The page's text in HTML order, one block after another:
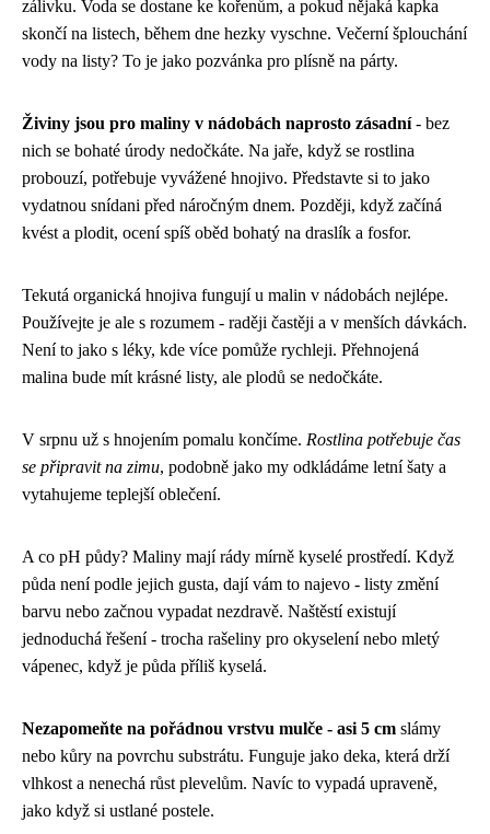
zálivku. Voda se dostane ke kořenům, a pokud nějaká kapka
skončí na listech, během dne hezky vyschne. Večerní šplouchání
vody na listy? To je jako pozvánka pro plísně na párty.
Živiny jsou pro maliny v nádobách naprosto zásadní- bez
nich se bohaté úrody nedočkáte. Na jaře, když se rostlina
probouzí, potřebuje vyvážené hnojivo. Představte si to jako
vydatnou snídani před náročným dnem. Později, když začíná
kvést a plodit, ocení spíš oběd bohatý na draslík a fosfor.
Tekutá organická hnojiva fungují u malin v nádobách nejlépe.
Používejte je ale s rozumem - raději častěji a v menších dávkách.
Není to jako s léky, kde více pomůže rychleji. Přehnojená
malina bude mít krásné listy, ale plodů se nedočkáte.
V srpnu už s hnojením pomalu končíme. Rostlina potřebuje čas
se připravit na zimu, podobně jako my odkládáme letní šaty a
vytahujeme teplejší oblečení.
A co pH půdy? Maliny mají rády mírně kyselé prostředí. Když
půda není podle jejich gusta, dají vám to najevo - listy změní
barvu nebo začnou vypadat nezdravě. Naštěstí existují
jednoduchá řešení - trocha rašeliny pro okyselení nebo mletý
vápenec, když je půda příliš kyselá.
Nezapomeňte na pořádnou vrstvu mulče - asi 5 cm slámy
nebo kůry na povrchu substrátu. Funguje jako deka, která drží
vlhkost a nenechá růst plevelům. Navíc to vypadá upraveně,
jako když si ustlané postele.